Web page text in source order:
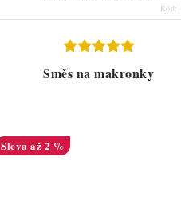
Kód:
Směs na makronky
až 2 %